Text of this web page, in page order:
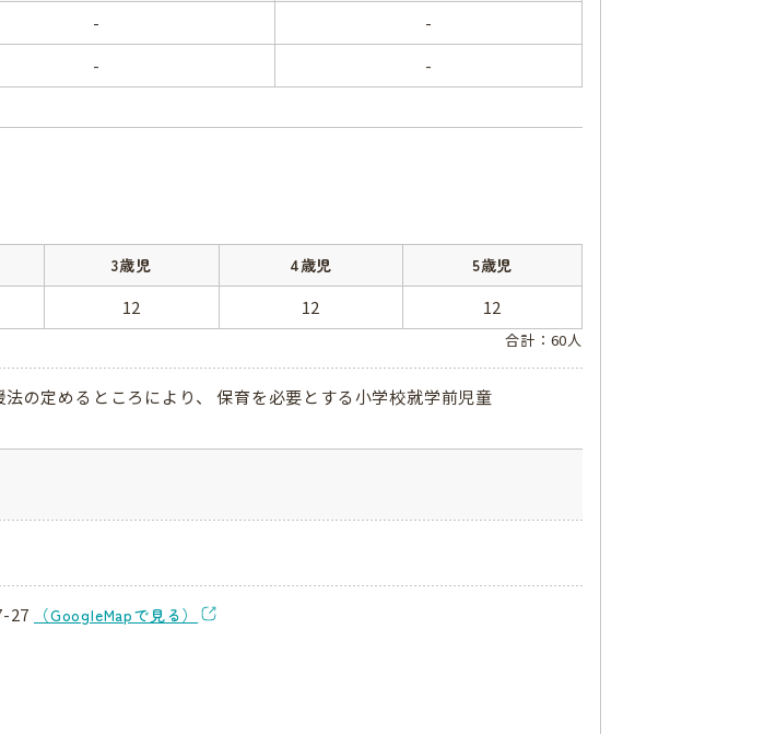
- -
- -
3歳児 4歳児 5歳児
12 12 12
合計：60人
の定めるところにより、 保育を必要とする小学校就学前児童
27 （GoogleMapで見る）